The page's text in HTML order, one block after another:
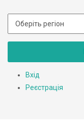
Вхід
Реєстрація